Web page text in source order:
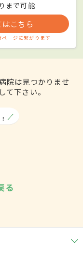
まで可能
こちら
ージに繋がります
院は見つかりませ
て下さい。
る